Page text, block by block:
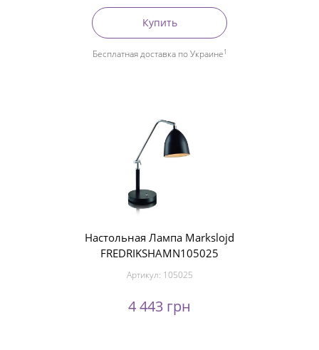
Купить
Бесплатная доставка по Украине1
Настольная Лампа Markslojd
FREDRIKSHAMN105025
Артикул: 105025
4 443 грн